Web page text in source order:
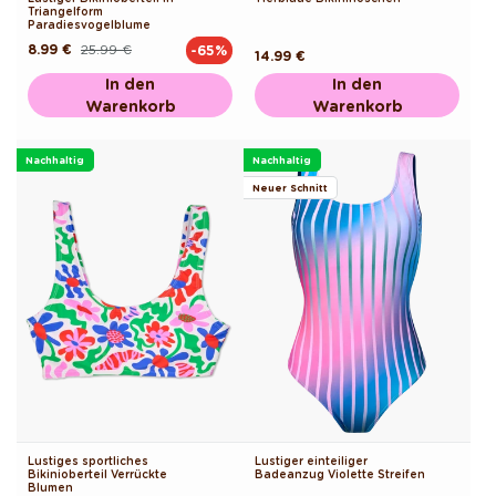
Triangelform
Paradiesvogelblume
Normaler25.99 €
Verkaufspreis
8.99 € -65%
In den
Warenkorb
Normaler
Preis
14.99 €
In den
Warenkorb
Nachhaltig
Lustiges sportliches
Bikinioberteil Verrückte
Blumen
Nachhaltig
Neuer Schnitt
Lustiger einteiliger
Badeanzug Violette Streifen